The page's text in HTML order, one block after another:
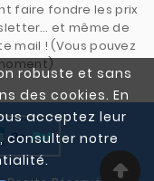
robuste et sans
des cookies. En
acceptez leur
consulter notre
faire fondre les prix
et même de
mail ! (Vous pouvez